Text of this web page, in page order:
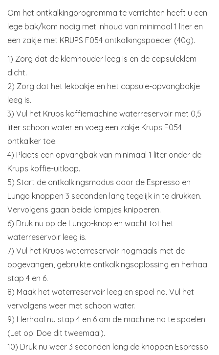
Om het ontkalkingprogramma te verrichten heeft u een
lege bak/kom nodig met inhoud van minimaal 1 liter en
een zakje met KRUPS F054 ontkalkingspoeder (40g).
1) Zorg dat de klemhouder leeg is en de capsuleklem
dicht.
2) Zorg dat het lekbakje en het capsule-opvangbakje
leeg is.
3) Vul het Krups koffiemachine waterreservoir met 0,5
liter schoon water en voeg een zakje Krups F054
ontkalker toe.
4) Plaats een opvangbak van minimaal 1 liter onder de
Krups koffie-uitloop.
5) Start de ontkalkingsmodus door de Espresso en
Lungo knoppen 3 seconden lang tegelijk in te drukken.
Vervolgens gaan beide lampjes knipperen.
6) Druk nu op de Lungo-knop en wacht tot het
waterreservoir leeg is.
7) Vul het Krups waterreservoir nogmaals met de
opgevangen, gebruikte ontkalkingsoplossing en herhaal
stap 4 en 6.
8) Maak het waterreservoir leeg en spoel na. Vul het
vervolgens weer met schoon water.
9) Herhaal nu stap 4 en 6 om de machine na te spoelen
(Let op! Doe dit tweemaal).
10) Druk nu weer 3 seconden lang de knoppen Espresso